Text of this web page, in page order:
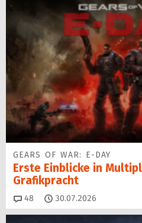
GEARS OF WAR: E-DAY
Erste Einblicke in
Grafikpracht
48 Kommentare
30.07.2026